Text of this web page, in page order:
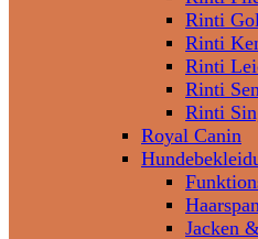
Rinti
Rinti
Rinti
Rinti
Rinti
Royal Canin
Jacken